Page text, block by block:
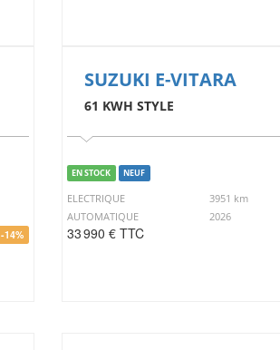
-14%
SUZUKI E-VITARA
61 KWH STYLE
EN STOCK NEUF
ELECTRIQUE
3951 km
AUTOMATIQUE
2026
33 990 € TTC